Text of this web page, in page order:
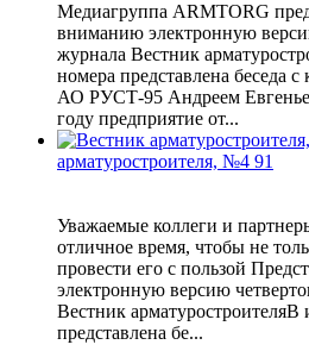
Медиагруппа ARMTORG
вниманию электронную
журнала Вестник
номера представлена беседа
АО РУСТ-95 Андреем
году предприятие от...
арматуростроителя, №4 91
Уважаемые коллеги и
отличное время, чтобы не
провести его с пользой
электронную версию
Вестник арматуростроителяВ
представлена бе...